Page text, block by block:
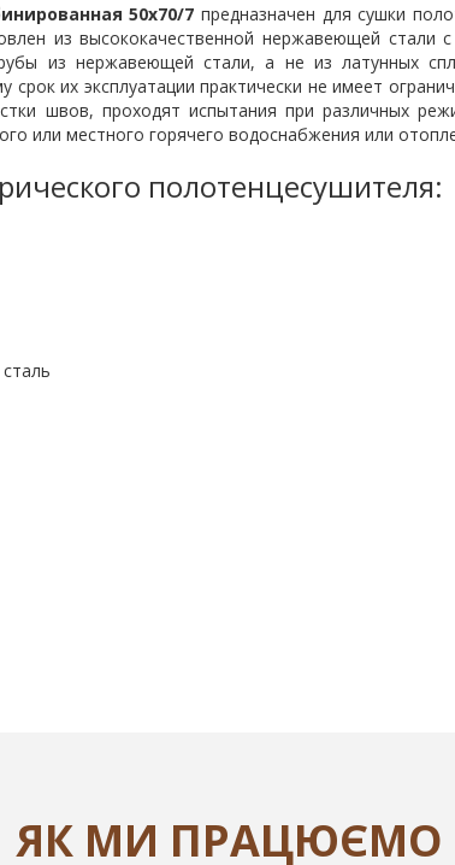
50х70/7 предназначен для сушки
из высококачественной нержавеющей стали
из нержавеющей стали, а не из латунных
их эксплуатации практически не имеет
швов, проходят испытания при различных
или местного горячего водоснабжения или
полотенцесушителя:
ЯК МИ ПРАЦЮЄМО